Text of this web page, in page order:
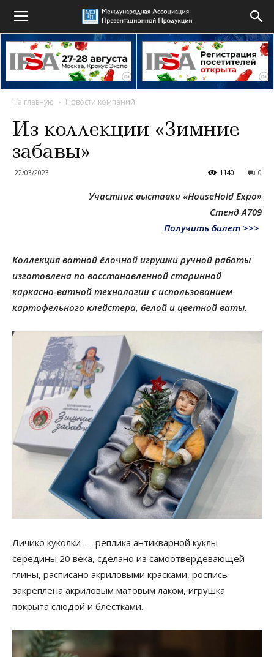
На главную Новости компаний
Из коллекции «Зимние
забавы»
22/03/2023 0
1140
Участник выставки «HouseHold Expo»
Стенд А709
Получить билет >>>
Коллекция ватной ёлочной игрушки ручной работы
изготовлена по восстановленной старинной
каркасно-ватной технологии с использованием
картофельного клейстера, белой и цветной ваты.
Личико куколки — реплика антикварной куклы
середины 20 века, сделано из самоотвердевающей
глины, расписано акриловыми красками, роспись
закреплена акриловым матовым лаком, игрушка
покрыта слюдой и блёстками.